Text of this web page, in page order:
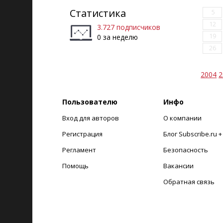
Статистика
3.727 подписчиков
0 за неделю
5
12
19
26
2004
Пользователю
Вход для авторов
Регистрация
Регламент
Помощь
Инфо
О компании
Блог Subscribe.ru +
Безопасность
Вакансии
Обратная связь